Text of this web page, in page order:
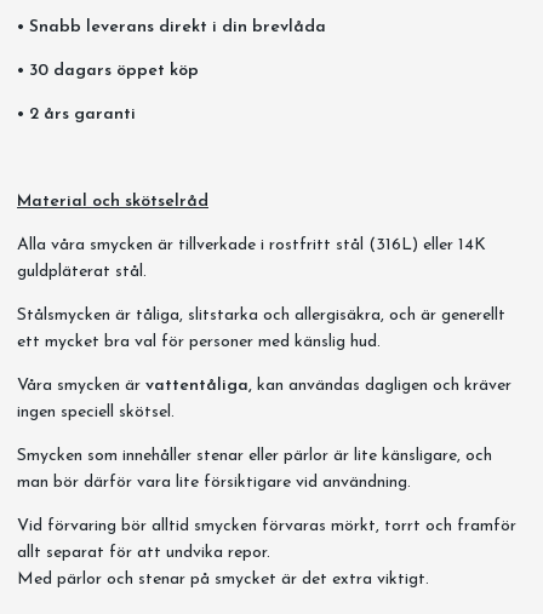
• Snabb leverans direkt i din brevlåda
• 30 dagars öppet köp
• 2 års garanti
Material och skötselråd
Alla våra smycken är tillverkade i rostfritt stål (316L) eller 14K
guldpläterat stål.
Stålsmycken är tåliga, slitstarka och allergisäkra, och är generellt
ett mycket bra val för personer med känslig hud.
Våra smycken är vattentåliga, kan användas dagligen och kräver
ingen speciell skötsel.
Smycken som innehåller stenar eller pärlor är lite känsligare, och
man bör därför vara lite försiktigare vid användning.
Vid förvaring bör alltid smycken förvaras mörkt, torrt och framför
allt separat för att undvika repor.
Med pärlor och stenar på smycket är det extra viktigt.